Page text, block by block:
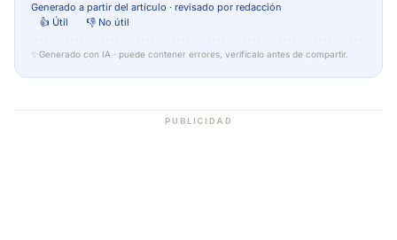
Generado a partir del artículo · revisado por redacción
👍 Útil
👎 No útil
✨ Generado con IA · puede contener errores, verifícalo antes de compartir.
PUBLICIDAD